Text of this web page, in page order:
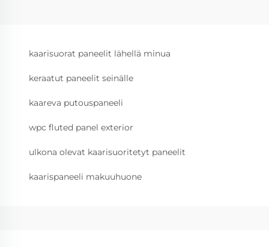
kaarisuorat paneelit lähellä minua
keraatut paneelit seinälle
kaareva putouspaneeli
wpc fluted panel exterior
ulkona olevat kaarisuoritetyt paneelit
kaarispaneeli makuuhuone